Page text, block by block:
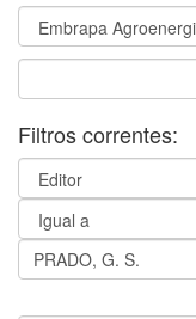
Filtros correntes: